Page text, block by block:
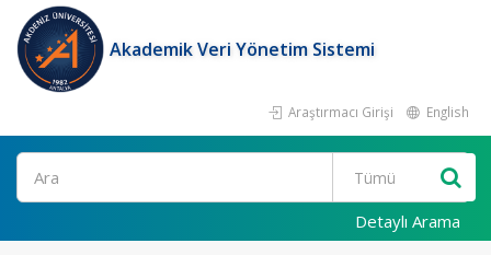
Akademik Veri Yönetim Sistemi
Araştırmacı Girişi English
Ara
Detaylı Arama